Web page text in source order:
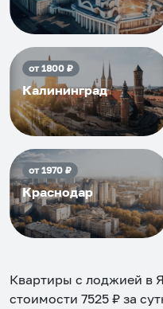
от1800₽
Калининград
от1970₽
Краснодар
Квартиры с лоджией в
стоимости 7525 ₽ за